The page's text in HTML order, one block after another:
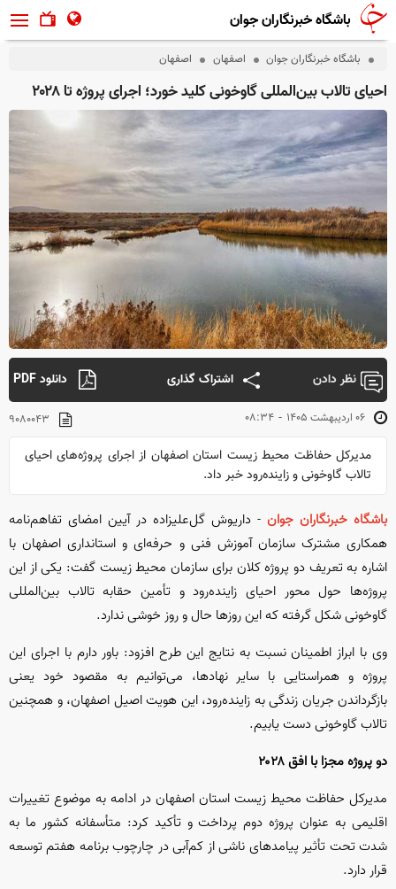
باشگاه خبرنگاران جوان
باشگاه خبرنگاران جوان اصفهان اصفهان
احیای تالاب بین‌المللی گاوخونی کلید خورد؛ اجرای پروژه تا ۲۰۲۸
نظر دادن اشتراک گذاری دانلود PDF
۰۸:۳۴ - ۰۶ ارديبهشت ۱۴۰۵ ۹۰۸۰۰۴۳
مدیرکل حفاظت محیط زیست استان اصفهان از اجرای پروژه‌های احیای
تالاب گاوخونی و زاینده‌رود خبر داد.
باشگاه خبرنگاران جوان - داریوش گل‌علیزاده در آیین امضای تفاهم‌نامه
همکاری مشترک سازمان آموزش فنی و حرفه‌ای و استانداری اصفهان با
اشاره به تعریف دو پروژه کلان برای سازمان محیط زیست گفت: یکی از این
پروژه‌ها حول محور احیای زاینده‌رود و تأمین حقابه تالاب بین‌المللی
گاوخونی شکل گرفته که این روز‌ها حال و روز خوشی ندارد.
وی با ابراز اطمینان نسبت به نتایج این طرح افزود: باور دارم با اجرای این
پروژه و همراستایی با سایر نهادها، می‌توانیم به مقصود خود یعنی
بازگرداندن جریان زندگی به زاینده‌رود، این هویت اصیل اصفهان، و همچنین
تالاب گاوخونی دست یابیم.
دو پروژه مجزا با افق ۲۰۲۸
مدیرکل حفاظت محیط زیست استان اصفهان در ادامه به موضوع تغییرات
اقلیمی به عنوان پروژه دوم پرداخت و تأکید کرد: متأسفانه کشور ما به
شدت تحت تأثیر پیامد‌های ناشی از کم‌آبی در چارچوب برنامه هفتم توسعه
قرار دارد.